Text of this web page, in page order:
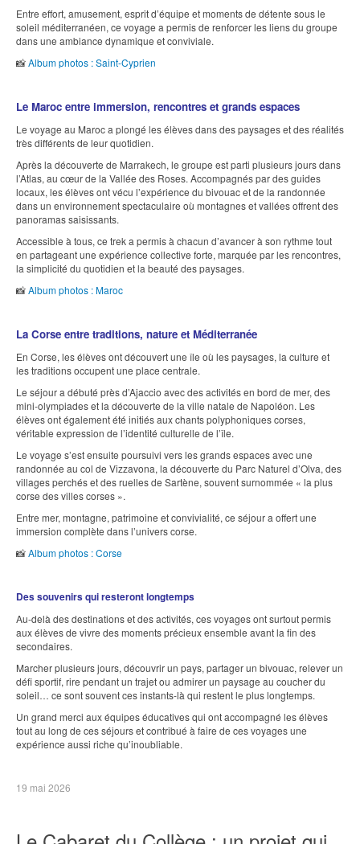
Entre effort, amusement, esprit d’équipe et moments de détente sous le
soleil méditerranéen, ce voyage a permis de renforcer les liens du groupe
dans une ambiance dynamique et conviviale.
📸Album photos : Saint-Cyprien
Le Maroc entre immersion, rencontres et grands espaces
Le voyage au Maroc a plongé les élèves dans des paysages et des réalités
très différents de leur quotidien.
Après la découverte de Marrakech, le groupe est parti plusieurs jours dans
l’Atlas, au cœur de la Vallée des Roses. Accompagnés par des guides
locaux, les élèves ont vécu l’expérience du bivouac et de la randonnée
dans un environnement spectaculaire où montagnes et vallées offrent des
panoramas saisissants.
Accessible à tous, ce trek a permis à chacun d’avancer à son rythme tout
en partageant une expérience collective forte, marquée par les rencontres,
la simplicité du quotidien et la beauté des paysages.
📸Album photos : Maroc
La Corse entre traditions, nature et Méditerranée
En Corse, les élèves ont découvert une île où les paysages, la culture et
les traditions occupent une place centrale.
Le séjour a débuté près d’Ajaccio avec des activités en bord de mer, des
mini-olympiades et la découverte de la ville natale de Napoléon. Les
élèves ont également été initiés aux chants polyphoniques corses,
véritable expression de l’identité culturelle de l’île.
Le voyage s’est ensuite poursuivi vers les grands espaces avec une
randonnée au col de Vizzavona, la découverte du Parc Naturel d’Olva, des
villages perchés et des ruelles de Sartène, souvent surnommée « la plus
corse des villes corses ».
Entre mer, montagne, patrimoine et convivialité, ce séjour a offert une
immersion complète dans l’univers corse.
📸Album photos : Corse
Des souvenirs qui resteront longtemps
Au-delà des destinations et des activités, ces voyages ont surtout permis
aux élèves de vivre des moments précieux ensemble avant la fin des
secondaires.
Marcher plusieurs jours, découvrir un pays, partager un bivouac, relever un
défi sportif, rire pendant un trajet ou admirer un paysage au coucher du
soleil… ce sont souvent ces instants-là qui restent le plus longtemps.
Un grand merci aux équipes éducatives qui ont accompagné les élèves
tout au long de ces séjours et contribué à faire de ces voyages une
expérience aussi riche qu’inoubliable.
19 mai 2026